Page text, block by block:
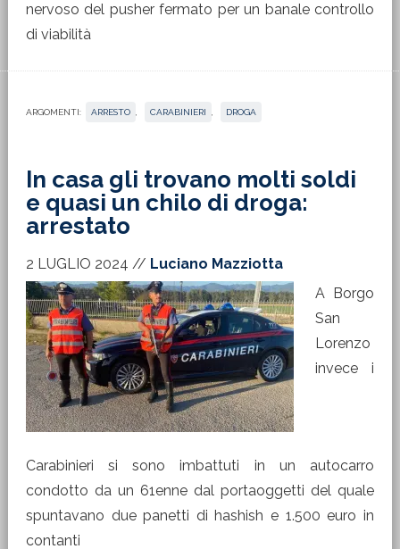
nervoso del pusher fermato per un banale controllo
di viabilità
ARGOMENTI: ARRESTO CARABINIERI DROGA
In casa gli trovano molti soldi
e quasi un chilo di droga:
arrestato
2 LUGLIO 2024 // Luciano Mazziotta
A Borgo
San
Lorenzo
invece i
Carabinieri si sono imbattuti in un autocarro
condotto da un 61enne dal portaoggetti del quale
spuntavano due panetti di hashish e 1.500 euro in
contanti